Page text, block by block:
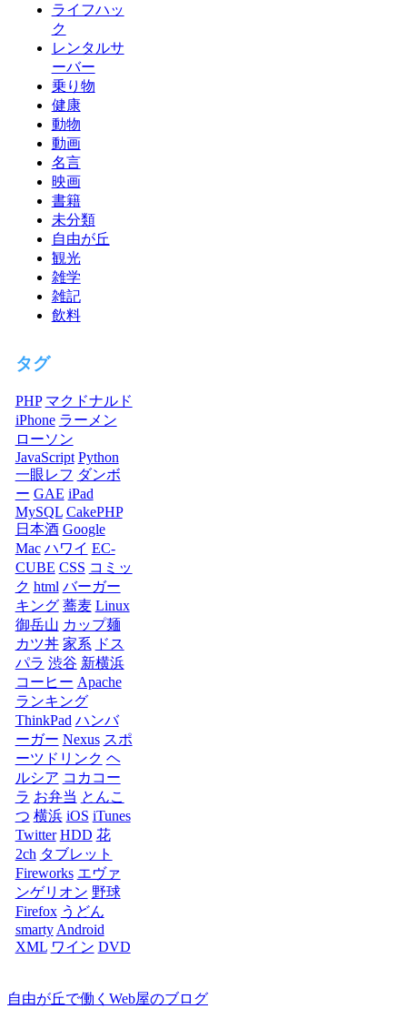
ライフハッ
ク
レンタルサ
ーバー
乗り物
健康
動物
動画
名言
映画
書籍
未分類
自由が丘
観光
雑学
雑記
飲料
タグ
PHP マクドナルド
iPhone ラーメン
ローソン
JavaScript Python
一眼レフ ダンボ
ー GAE iPad
MySQL CakePHP
日本酒 Google
Mac ハワイ EC-
CUBE CSS コミッ
ク html バーガー
キング 蕎麦 Linux
御岳山 カップ麺
カツ丼 家系 ドス
パラ 渋谷 新横浜
コーヒー Apache
ランキング
ThinkPad ハンバ
ーガー Nexus スポ
ーツドリンク ヘ
ルシア コカコー
ラ お弁当 とんこ
つ 横浜 iOS iTunes
Twitter HDD 花
2ch タブレット
Fireworks エヴァ
ンゲリオン 野球
Firefox うどん
smarty Android
XML ワイン DVD
自由が丘で働くWeb屋のブログ